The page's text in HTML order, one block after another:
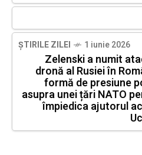
ȘTIRILE ZILEI 1 iunie 2026
Zelenski a numit
dronă al Rusiei în
formă de presiune
asupra unei țări NATO
împiedica ajutorul